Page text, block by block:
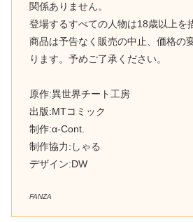
関係ありません。
登場するすべての人物は18歳以上を
商品は予告なく販売の中止、価格の
ります。予めご了承ください。
原作:異世界チート工房
出版:MTコミック
制作:α-Cont.
制作協力:しゃる
デザイン:DW
FANZA